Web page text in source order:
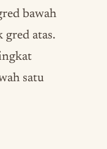
bawah
gred atas.
satu